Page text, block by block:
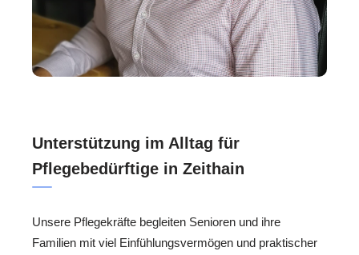
Unterstützung im Alltag für
Pflegebedürftige in Zeithain
Unsere Pflegekräfte begleiten Senioren und ihre
Familien mit viel Einfühlungsvermögen und praktischer